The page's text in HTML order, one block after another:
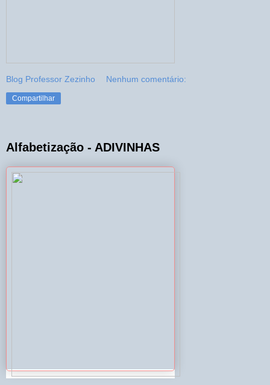
Blog Professor Zezinho Nenhum comentário:
Compartilhar
Alfabetização - ADIVINHAS